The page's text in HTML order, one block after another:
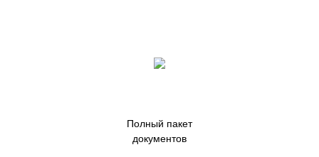
Полный пакет
документов